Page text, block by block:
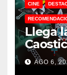
CINE
Llega
AGO 6,